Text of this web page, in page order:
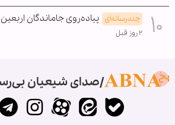
چندرسانه‌ای پیاده‌روی جاماندگان
۲ روز قبل
صدای شیعیان